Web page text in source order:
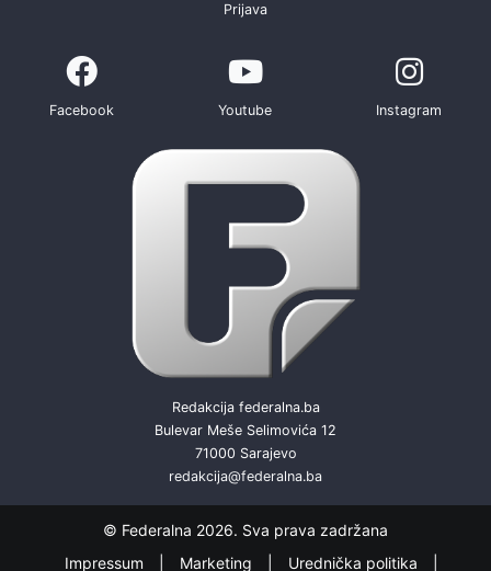
Prijava
Facebook Youtube Instagram
Redakcija federalna.ba
Bulevar Meše Selimovića 12
71000 Sarajevo
redakcija@federalna.ba
© Federalna 2026. Sva prava zadržana
Impressum
Marketing Urednička politika